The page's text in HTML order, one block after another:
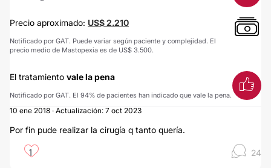
Precio aproximado: US$ 2.210
Notificado por GAT. Puede variar según paciente y complejidad. El
precio medio de Mastopexia es de US$ 3.500.
El tratamiento vale la pena
Notificado por GAT. El 94% de pacientes han indicado que vale la pena.
10 ene 2018 · Actualización: 7 oct 2023
Por fin pude realizar la cirugía q tanto quería.
1 24